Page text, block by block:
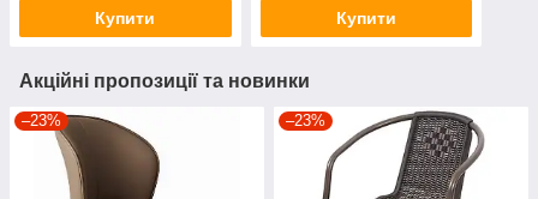
Купити Купити
Акційні пропозиції та новинки
–23% –23%